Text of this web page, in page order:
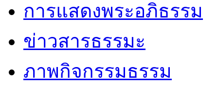
การแสดงพระอภิธรรม
ข่าวสารธรรมะ
ภาพกิจกรรมธรรม